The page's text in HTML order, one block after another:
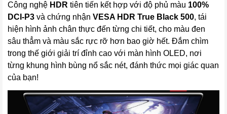
Công nghệ HDR tiên tiến kết hợp với độ phủ màu 100%
DCI-P3 và chứng nhận VESA HDR True Black 500, tái
hiện hình ảnh chân thực đến từng chi tiết, cho màu đen
sâu thẳm và màu sắc rực rỡ hơn bao giờ hết. Đắm chìm
trong thế giới giải trí đỉnh cao với màn hình OLED, nơi
từng khung hình bùng nổ sắc nét, đánh thức mọi giác quan
của bạn!